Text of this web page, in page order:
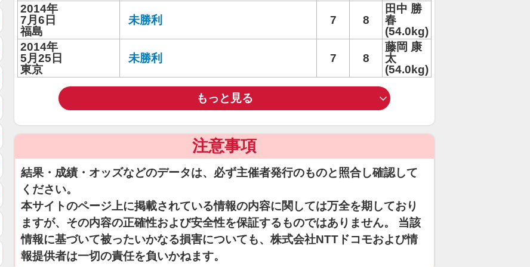
2014年
7月6日
福島
未勝利 7 8
田中 勝
春
(54.0kg)
2014年
5月25日
東京
未勝利 7 8
藤岡 康
太
(54.0kg)
もっと見る
注意事項
結果・成績・オッズなどのデータは、必ず主催者発行のものと照合し確認して
ください。
本サイトのページ上に掲載されている情報の内容に関しては万全を期しており
ますが、その内容の正確性および安全性を保証するものではありません。 当該
情報に基づいて被ったいかなる損害についても、株式会社NTTドコモおよび情
報提供者は一切の責任を負いかねます。